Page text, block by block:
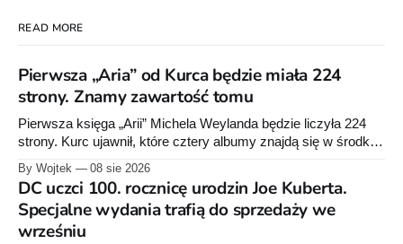
READ MORE
Pierwsza „Aria” od Kurca będzie miała 224
strony. Znamy zawartość tomu
Pierwsza księga „Arii” Michela Weylanda będzie liczyła 224
strony. Kurc ujawnił, które cztery albumy znajdą się w środku i
By Wojtek 08 sie 2026
DC uczci 100. rocznicę urodzin Joe Kuberta.
Specjalne wydania trafią do sprzedaży we
wrześniu